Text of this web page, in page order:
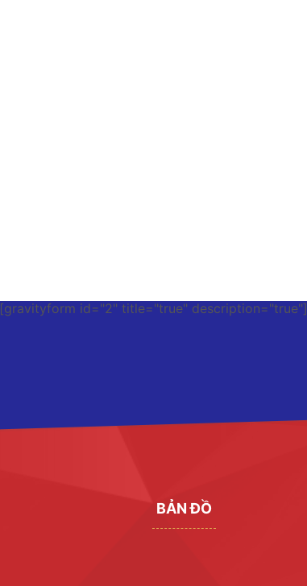
[gravityform id="2" title="true" description="true"]
BẢN ĐỒ